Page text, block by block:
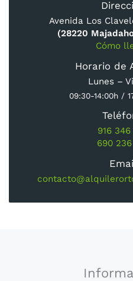
Avenida Los
(28220
Cómo
Horario de
Lunes –
09:30-14:00h /
916 346
690 236